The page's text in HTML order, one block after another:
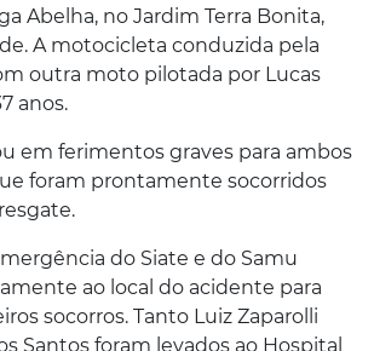
Abelha, no Jardim Terra Bonita,
A motocicleta conduzida pela
outra moto pilotada por Lucas
anos.
em ferimentos graves para ambos
foram prontamente socorridos
do Siate e do Samu
ao local do acidente para
socorros. Tanto Luiz Zaparolli
Santos foram levados ao Hospital